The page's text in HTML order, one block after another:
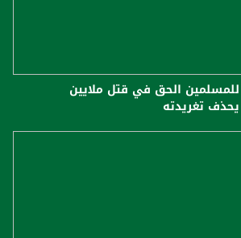
الحق في قتل ملايين
تغريدته